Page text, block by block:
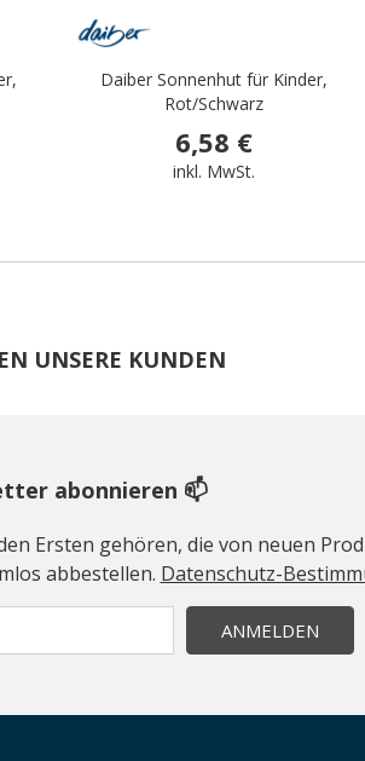
Daiber Sonnenhut für Kinder,
Rot/Schwarz
6,58 €
inkl. MwSt.
UNSERE KUNDEN
abonnieren 📫
Ersten gehören, die von neuen
abbestellen. Datenschutz-
ANMELDEN